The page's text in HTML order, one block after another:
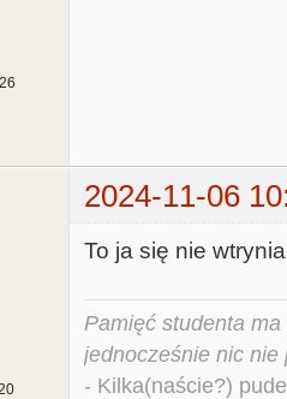
2024-11-06
To ja się nie
Pamięć studenta
jednocześnie nic nie
- Kilka(naście?)